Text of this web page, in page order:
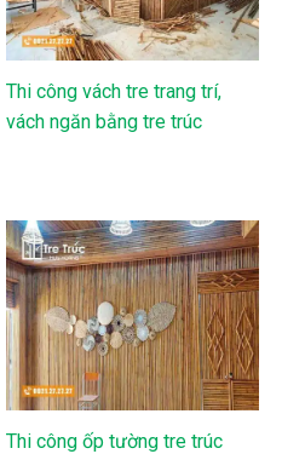
Thi công vách tre trang trí,
vách ngăn bằng tre trúc
Thi công ốp tường tre trúc